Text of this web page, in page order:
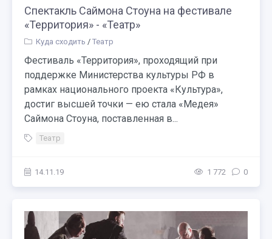
Спектакль Саймона Стоуна на фестивале
«Территория» - «Театр»
Куда сходить / Театр
Фестиваль «Территория», проходящий при
поддержке Министерства культуры РФ в
рамках национального проекта «Культура»,
достиг высшей точки — ею стала «Медея»
Саймона Стоуна, поставленная в...
Театр
14.11.19 1 772 0